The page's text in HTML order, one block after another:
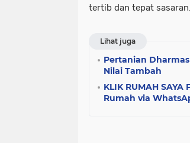
tertib dan tepat sasaran.
Lihat juga
Pertanian
Nilai Tambah
KLIK RUMAH
Rumah via